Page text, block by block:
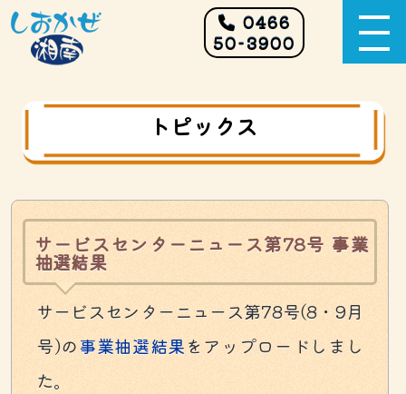
0466
50-3900
トピックス
サービスセンターニュース第78号 事業
抽選結果
サービスセンターニュース第78号(8・9月
号)の事業抽選結果をアップロードしまし
た。